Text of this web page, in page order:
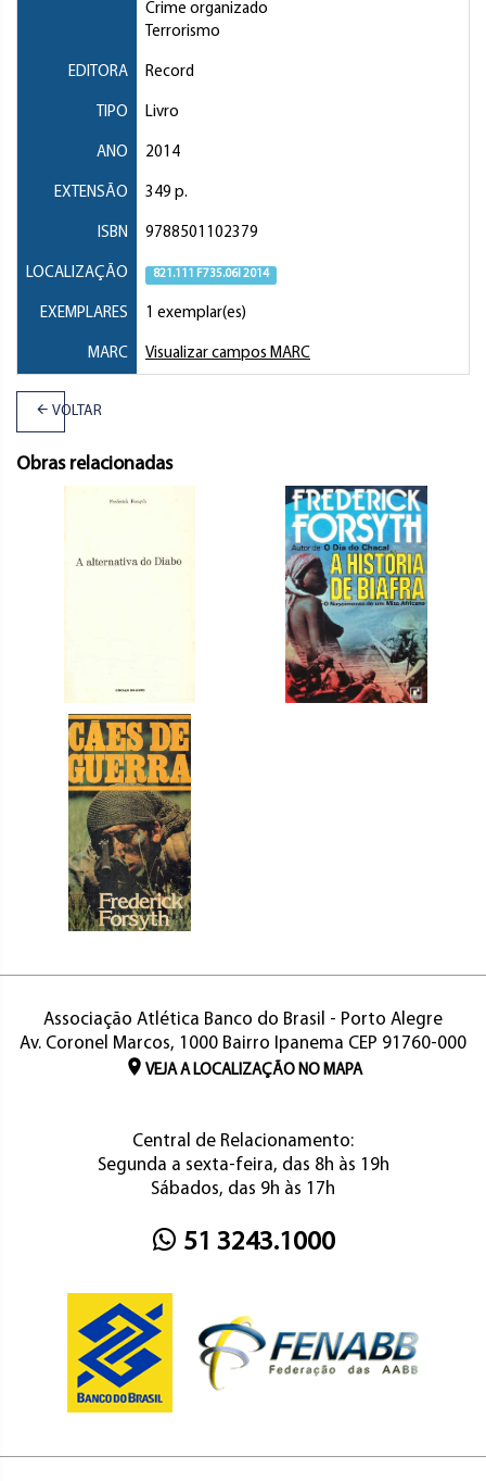
Crime organizado
Terrorismo
EDITORA Record
TIPO Livro
ANO 2014
EXTENSÃO 349 p.
ISBN 9788501102379
LOCALIZAÇÃO 821.111 F735.06l 2014
EXEMPLARES 1 exemplar(es)
MARC Visualizar campos MARC
VOLTAR
Obras relacionadas
Associação Atlética Banco do Brasil - Porto Alegre
Av. Coronel Marcos, 1000 Bairro Ipanema CEP 91760-000
VEJA A LOCALIZAÇÃO NO MAPA
Central de Relacionamento:
Segunda a sexta-feira, das 8h às 19h
Sábados, das 9h às 17h
51 3243.1000